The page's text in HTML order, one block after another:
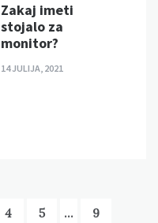
Zakaj imeti
stojalo za
monitor?
14 JULIJA, 2021
4 5 …
9